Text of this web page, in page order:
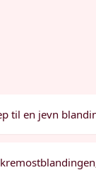
til en jevn